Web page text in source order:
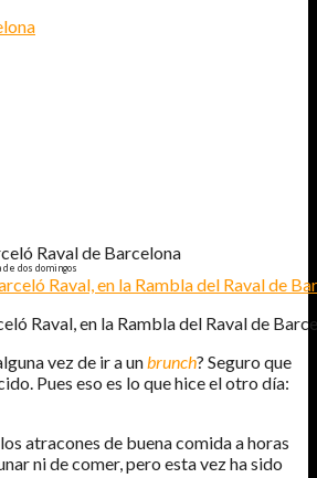
Raval de Barcelona
dos domingos
Raval, en la Rambla del Raval de
vez de ir a unbrunch? Seguro que
Pues eso es lo que hice el otro día:
atracones de buena comida a horas
ni de comer, pero esta vez ha sido